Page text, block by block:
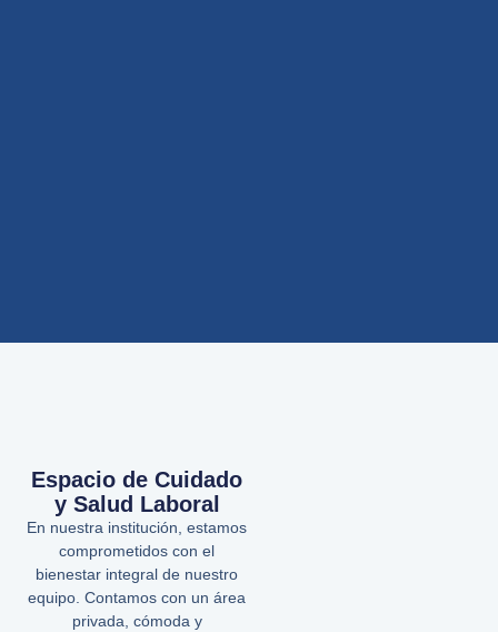
Espacio de Cuidado
y Salud Laboral
En nuestra institución, estamos
comprometidos con el
bienestar integral de nuestro
equipo. Contamos con un área
privada, cómoda y